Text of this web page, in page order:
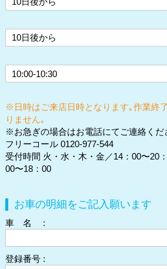
※日時はご来店日時となります｡作業終
りません｡
※お急ぎの場合はお電話にてご連絡くだ
フリーコール 0120-977-544
受付時間 火・水・木・金／14：00〜20
00〜18：00
お車の明細をご記入願います
車 名 :
登録番号 :